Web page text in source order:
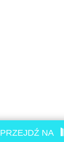
PRZEJDŹ NA